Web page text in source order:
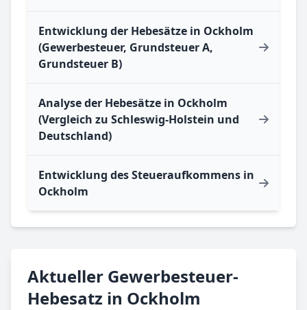
Entwicklung der Hebesätze in Ockholm
(Gewerbesteuer, Grundsteuer A,
Grundsteuer B)
Analyse der Hebesätze in Ockholm
(Vergleich zu Schleswig-Holstein und
Deutschland)
Entwicklung des Steueraufkommens in
Ockholm
Aktueller Gewerbesteuer-
Hebesatz in Ockholm